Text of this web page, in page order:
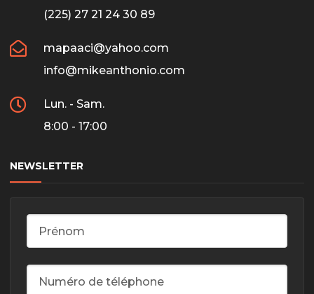
(225) 27 21 24 30 89
mapaaci@yahoo.com
info@mikeanthonio.com
Lun. - Sam.
8:00 - 17:00
NEWSLETTER